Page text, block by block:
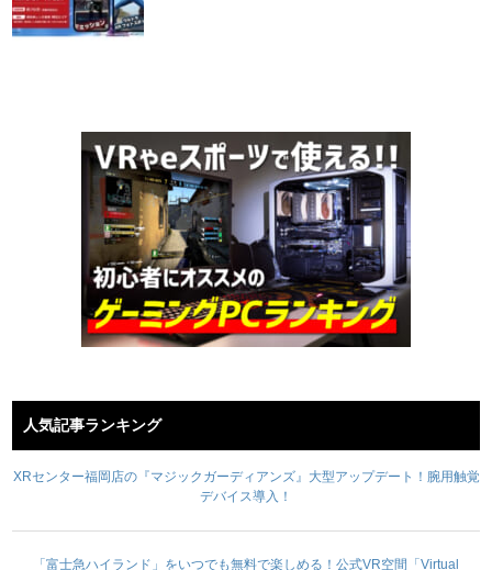
人気記事ランキング
XRセンター福岡店の『マジックガーディアンズ』大型アップデート！腕用触覚
デバイス導入！
「富士急ハイランド」をいつでも無料で楽しめる！公式VR空間「Virtual